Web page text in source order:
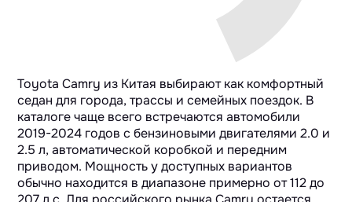
Toyota Camry из Китая выбирают как комфортный
седан для города, трассы и семейных поездок. В
каталоге чаще всего встречаются автомобили
2019-2024 годов с бензиновыми двигателями 2.0 и
2.5 л, автоматической коробкой и передним
приводом. Мощность у доступных вариантов
обычно находится в диапазоне примерно от 112 до